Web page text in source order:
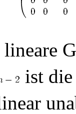
lineare
ist